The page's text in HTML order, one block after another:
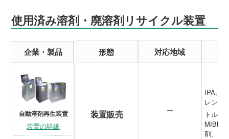
使用済み溶剤・廃溶剤リサイクル装置
企業・製品 形態 対応地域
自動溶剤再生装置
装置の詳細
装置販売 ー
IPA、
レン、
トルエ
MIBK
剤、臭